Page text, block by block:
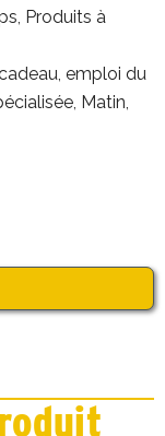
Produits à
emploi du
Matin